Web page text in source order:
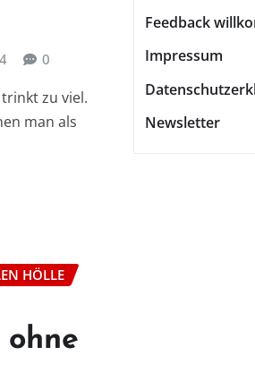
0
zu viel.
man als
HÖLLE
Feedback
Impressum
Newsletter